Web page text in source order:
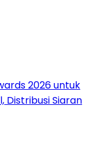
2026 untuk
Distribusi Siaran